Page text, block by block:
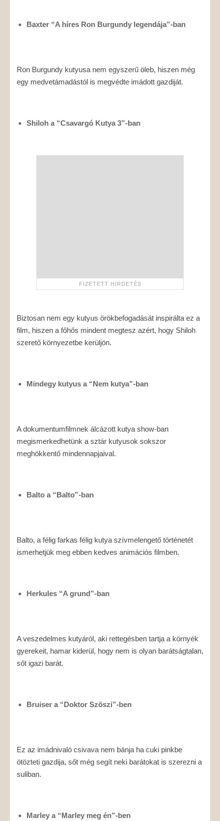
Baxter “A híres Ron Burgundy legendája”-ban
Ron Burgundy kutyusa nem egyszerű öleb, hiszen még
egy medvetámadástól is megvédte imádott gazdiját.
Shiloh a “Csavargó Kutya 3”-ban
Biztosan nem egy kutyus örökbefogadását inspirálta ez a
film, hiszen a főhős mindent megtesz azért, hogy Shiloh
szerető környezetbe kerüljön.
Mindegy kutyus a “Nem kutya”-ban
A dokumentumfilmnek álcázott kutya show-ban
megismerkedhetünk a sztár kutyusok sokszor
meghökkentő mindennapjaival.
Balto a “Balto”-ban
Balto, a félig farkas félig kutya szívmelengető történetét
ismerhetjük meg ebben kedves animációs filmben.
Herkules “A grund”-ban
A veszedelmes kutyáról, aki rettegésben tartja a környék
gyerekeit, hamar kiderül, hogy nem is olyan barátságtalan,
sőt igazi barát.
Bruiser a “Doktor Szöszi”-ben
Ez az imádnivaló csivava nem bánja ha cuki pinkbe
ötözteti gazdija, sőt még segít neki barátokat is szerezni a
suliban.
Marley a “Marley meg én”-ben